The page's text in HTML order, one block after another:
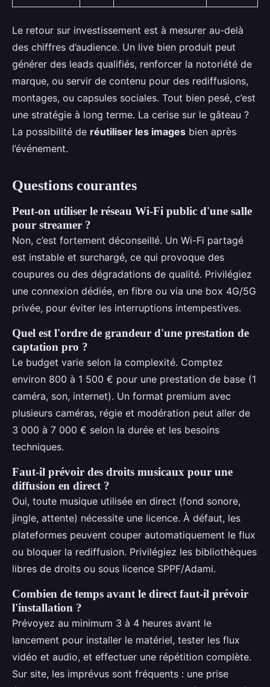
Le retour sur investissement est à mesurer au-delà
des chiffres d’audience. Un live bien produit peut
générer des leads qualifiés, renforcer la notoriété de
marque, ou servir de contenu pour des rediffusions,
montages, ou capsules sociales. Tout bien pesé, c’est
une stratégie à long terme. La cerise sur le gâteau ?
La possibilité de réutiliser les images bien après
l’événement.
Questions courantes
Peut-on utiliser le réseau Wi-Fi public d'une salle
pour streamer ?
Non, c’est fortement déconseillé. Un Wi-Fi partagé
est instable et surchargé, ce qui provoque des
coupures ou des dégradations de qualité. Privilégiez
une connexion dédiée, en fibre ou via une box 4G/5G
privée, pour éviter les interruptions intempestives.
Quel est l'ordre de grandeur d'une prestation de
captation pro ?
Le budget varie selon la complexité. Comptez
environ 800 à 1 500 € pour une prestation de base (1
caméra, son, internet). Un format premium avec
plusieurs caméras, régie et modération peut aller de
3 000 à 7 000 € selon la durée et les besoins
techniques.
Faut-il prévoir des droits musicaux pour une
diffusion en direct ?
Oui, toute musique utilisée en direct (fond sonore,
jingle, attente) nécessite une licence. À défaut, les
plateformes peuvent couper automatiquement le flux
ou bloquer la rediffusion. Privilégiez les bibliothèques
libres de droits ou sous licence SPPF/Adami.
Combien de temps avant le direct faut-il prévoir
l'installation ?
Prévoyez au minimum 3 à 4 heures avant le
lancement pour installer le matériel, tester les flux
vidéo et audio, et effectuer une répétition complète.
Sur site, les imprévus sont fréquents : une prise